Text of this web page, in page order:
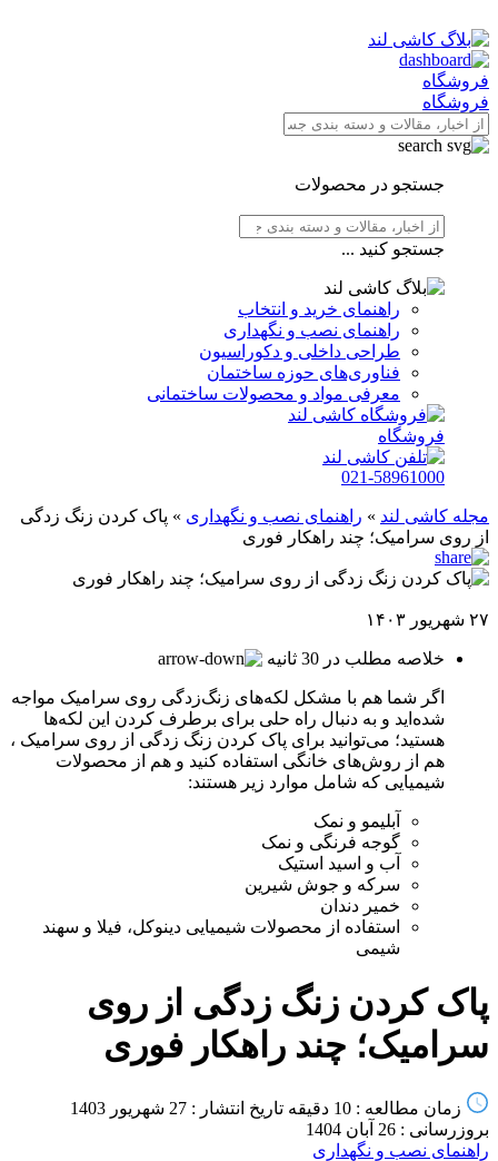
فروشگاه
فروشگاه
جستجو در محصولات
جستجو کنید ...
راهنمای خرید و انتخاب
راهنمای نصب و نگهداری
طراحی داخلی و دکوراسیون
فناوری‌های حوزه ساختمان
معرفی مواد و محصولات ساختمانی
فروشگاه
021-58961000
مجله کاشی لند » راهنمای نصب و نگهداری » پاک کردن زنگ زدگی
از روی سرامیک؛ چند راهکار فوری
۲۷ شهریور ۱۴۰۳
خلاصه مطلب در 30 ثانیه
اگر شما هم با مشکل لکه‌های زنگ‌زدگی روی سرامیک مواجه
شده‌اید و به دنبال راه حلی برای برطرف کردن این لکه‌ها
هستید؛ می‌توانید برای پاک کردن زنگ ‌زدگی از روی سرامیک ،
هم از روش‌های خانگی استفاده کنید و هم از محصولات
شیمیایی که شامل موارد زیر هستند:
آبلیمو و نمک
گوجه فرنگی و نمک
آب و اسید استیک
سرکه و جوش شیرین
خمیر دندان
استفاده از محصولات شیمیایی دینوکل، فیلا و سهند
شیمی
پاک کردن زنگ زدگی از روی
سرامیک؛ چند راهکار فوری
زمان مطالعه : 10 دقیقه
تاریخ انتشار : 27 شهریور 1403
بروزرسانی : 26 آبان 1404
راهنمای نصب و نگهداری